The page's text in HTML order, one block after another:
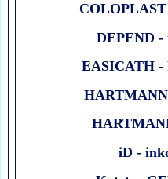
COLOPLAST
DEPEND -
EASICATH -
iD -